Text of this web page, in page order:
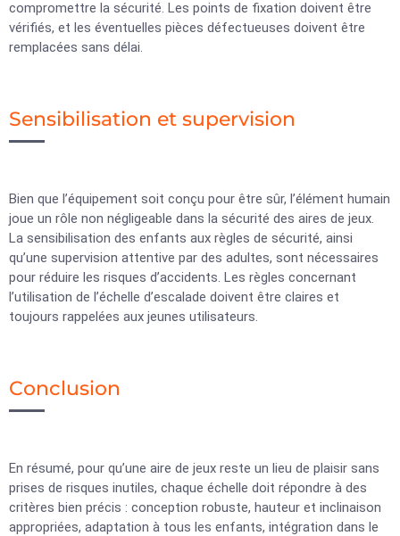
compromettre la sécurité. Les points de fixation doivent être
vérifiés, et les éventuelles pièces défectueuses doivent être
remplacées sans délai.
Sensibilisation et supervision
Bien que l’équipement soit conçu pour être sûr, l’élément humain
joue un rôle non négligeable dans la sécurité des aires de jeux.
La sensibilisation des enfants aux règles de sécurité, ainsi
qu’une supervision attentive par des adultes, sont nécessaires
pour réduire les risques d’accidents. Les règles concernant
l’utilisation de l’échelle d’escalade doivent être claires et
toujours rappelées aux jeunes utilisateurs.
Conclusion
En résumé, pour qu’une aire de jeux reste un lieu de plaisir sans
prises de risques inutiles, chaque échelle doit répondre à des
critères bien précis : conception robuste, hauteur et inclinaison
appropriées, adaptation à tous les enfants, intégration dans le